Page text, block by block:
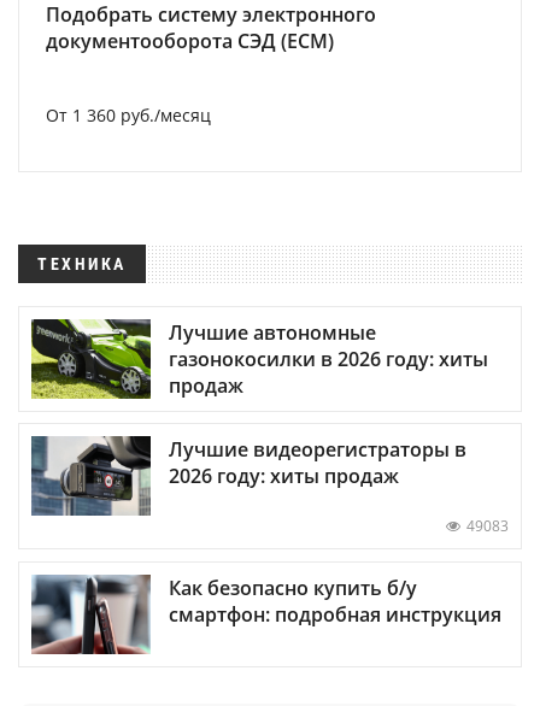
Подобрать систему электронного
документооборота СЭД (ECM)
От 1 360 руб./месяц
ТЕХНИКА
Лучшие автономные
газонокосилки в 2026 году: хиты
продаж
Лучшие видеорегистраторы в
2026 году: хиты продаж
49083
Как безопасно купить б/у
смартфон: подробная инструкция